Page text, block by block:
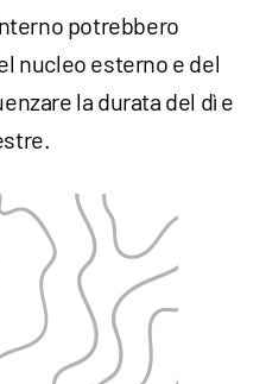
potrebbero
nucleo esterno e del
la durata del dì e